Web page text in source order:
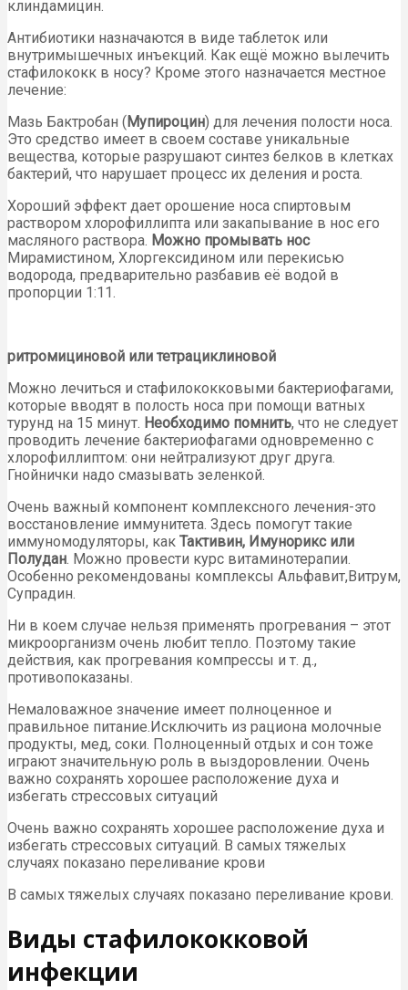
клиндамицин.
Антибиотики назначаются в виде таблеток или
внутримышечных инъекций. Как ещё можно вылечить
стафилококк в носу? Кроме этого назначается местное
лечение:
Мазь Бактробан (Мупироцин) для лечения полости носа.
Это средство имеет в своем составе уникальные
вещества, которые разрушают синтез белков в клетках
бактерий, что нарушает процесс их деления и роста.
Хороший эффект дает орошение носа спиртовым
раствором хлорофиллипта или закапывание в нос его
масляного раствора. Можно промывать нос
Мирамистином, Хлоргексидином или перекисью
водорода, предварительно разбавив её водой в
пропорции 1:11.
ритромициновой или тетрациклиновой
Можно лечиться и стафилококковыми бактериофагами,
которые вводят в полость носа при помощи ватных
турунд на 15 минут. Необходимо помнить, что не следует
проводить лечение бактериофагами одновременно с
хлорофиллиптом: они нейтрализуют друг друга.
Гнойнички надо смазывать зеленкой.
Очень важный компонент комплексного лечения-это
восстановление иммунитета. Здесь помогут такие
иммуномодуляторы, как Тактивин, Имунорикс или
Полудан. Можно провести курс витаминотерапии.
Особенно рекомендованы комплексы Альфавит,Витрум,
Супрадин.
Ни в коем случае нельзя применять прогревания – этот
микроорганизм очень любит тепло. Поэтому такие
действия, как прогревания компрессы и т. д.,
противопоказаны.
Немаловажное значение имеет полноценное и
правильное питание.Исключить из рациона молочные
продукты, мед, соки. Полноценный отдых и сон тоже
играют значительную роль в выздоровлении. Очень
важно сохранять хорошее расположение духа и
избегать стрессовых ситуаций
Очень важно сохранять хорошее расположение духа и
избегать стрессовых ситуаций. В самых тяжелых
случаях показано переливание крови
В самых тяжелых случаях показано переливание крови.
Виды стафилококковой
инфекции